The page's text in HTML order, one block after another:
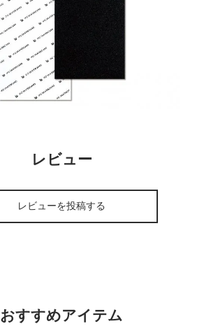
レビュー
レビューを投稿する
おすすめアイテム